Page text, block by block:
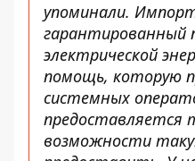
упоминали.
гарантированный
электрической
помощь, которую
системных
предоставляется
возможности